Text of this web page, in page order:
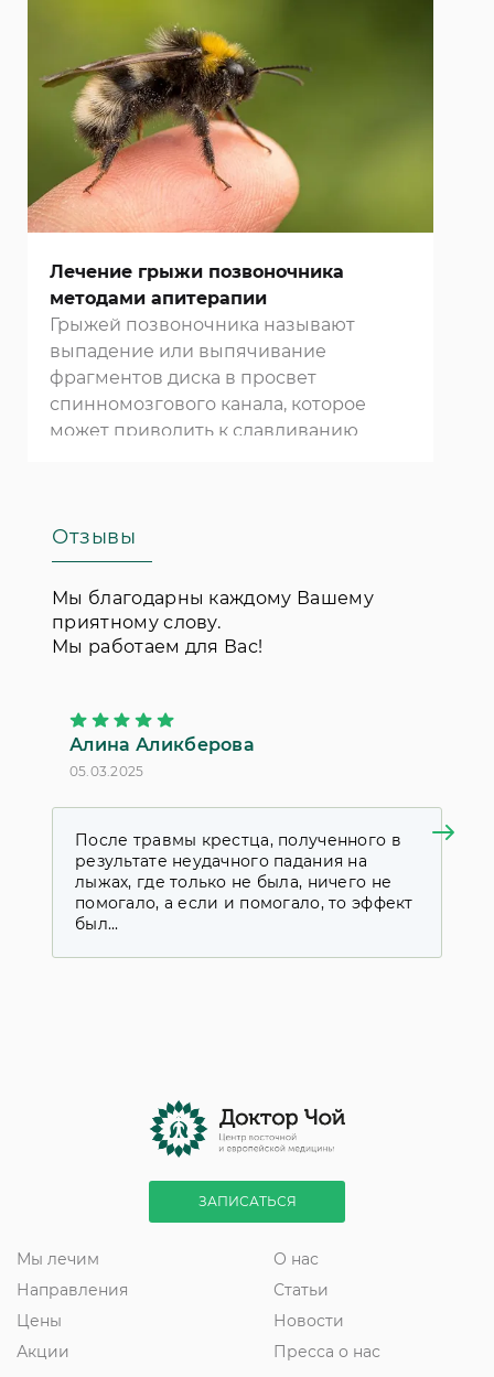
нарушается координация движений,
появляются проблемы с памятью и
зрением. Для облегчения состояния
пациентов врачи часто назначают им
массаж.
Лечение грыжи позвоночника
методами апитерапии
Грыжей позвоночника называют
выпадение или выпячивание
фрагментов диска в просвет
спинномозгового канала, которое
может приводить к сдавливанию
заболевания, в том числе и
апитерапию.
Отзывы
Мы благодарны каждому Вашему
приятному слову.
Мы работаем для Вас!
Алина Аликберова
05.03.2025
После травмы крестца, полученного в
результате неудачного падания на
лыжах, где только не была, ничего не
помогало, а если и помогало, то эффект
был...
ЗАПИСАТЬСЯ
Мы лечим
Направления
Цены
Акции
О нас
Статьи
Новости
Пресса о нас